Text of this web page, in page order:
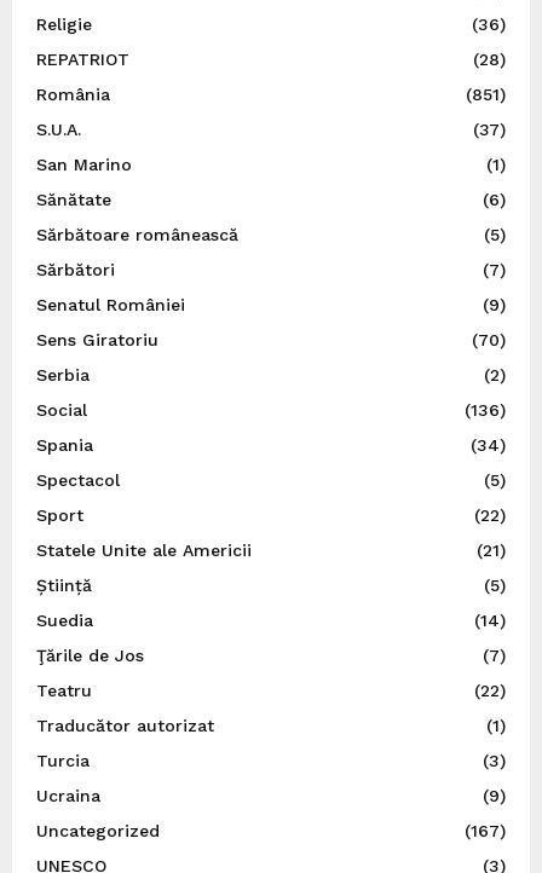
Religie
(36)
REPATRIOT
(28)
România
(851)
S.U.A.
(37)
San Marino
(1)
Sănătate
(6)
Sărbătoare românească
(5)
Sărbători
(7)
Senatul României
(9)
Sens Giratoriu
(70)
Serbia
(2)
Social
(136)
Spania
(34)
Spectacol
(5)
Sport
(22)
Statele Unite ale Americii
(21)
Știință
(5)
Suedia
(14)
Ţările de Jos
(7)
Teatru
(22)
Traducător autorizat
(1)
Turcia
(3)
Ucraina
(9)
Uncategorized
(167)
UNESCO
(3)